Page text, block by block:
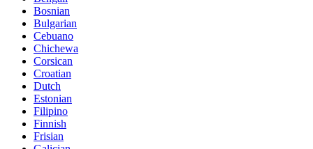
Bosnian
Bulgarian
Cebuano
Chichewa
Corsican
Croatian
Dutch
Estonian
Filipino
Finnish
Frisian